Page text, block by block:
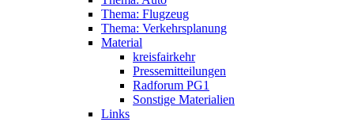
Thema: Flugzeug
Thema: Verkehrsplanung
Material
kreisfairkehr
Pressemitteilungen
Radforum PG1
Sonstige Materialien
Links